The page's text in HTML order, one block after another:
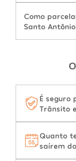
Como
Santo
É seguro
Trânsito
Quanto
saírem